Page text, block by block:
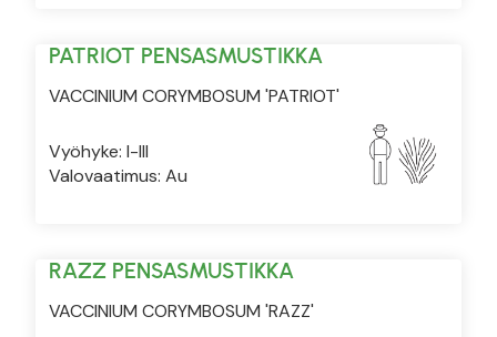
PATRIOT PENSASMUSTIKKA
VACCINIUM CORYMBOSUM 'PATRIOT'
Vyöhyke: I-III
Valovaatimus: Au
RAZZ PENSASMUSTIKKA
VACCINIUM CORYMBOSUM 'RAZZ'